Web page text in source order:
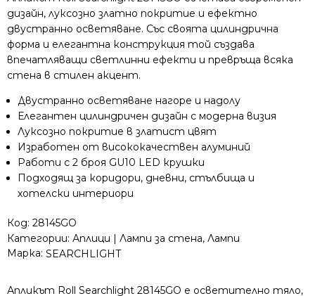
златна
стенна
лампа
с
двустранно
и
фасунги
2xG10
дизайн, луксозно златно покритие и ефектно
двустранно осветяване. Със своята цилиндрична
форма и елегантна конструкция той създава
впечатляващи светлинни ефекти и превръща всяка
стена в стилен акцент.
Двустранно осветяване нагоре и надолу
Елегантен цилиндричен дизайн с модерна визия
Луксозно покритие в златист цвят
Изработен от висококачествен алуминий
Работи с 2 броя GU10 LED крушки
Подходящ за коридори, дневни, стълбища и
хотелски интериори
Код: 28145GO
Категории: Аплици | Лампи за стена, Лампи
Марка: SEARCHLIGHT
Апликът Roll Searchlight 28145GO е осветително тяло,